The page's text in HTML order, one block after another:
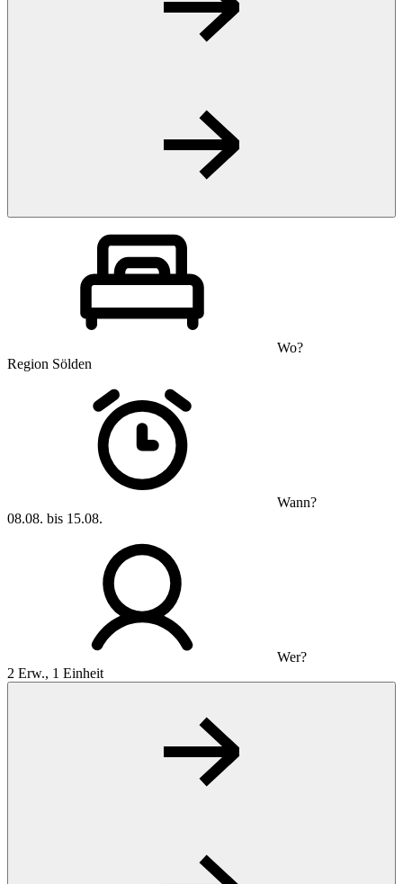
Wo?
Region Sölden
Wann?
08.08. bis 15.08.
Wer?
2 Erw., 1 Einheit